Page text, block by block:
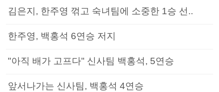
김은지, 한주영 꺾고 숙녀팀에 소중한 1승 선..
한주영, 백홍석 6연승 저지
"아직 배가 고프다" 신사팀 백홍석, 5연승
앞서나가는 신사팀, 백홍석 4연승